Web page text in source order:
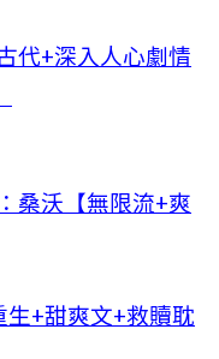
代+深入人心劇情
桑沃【無限流+爽
生+甜爽文+救贖耽